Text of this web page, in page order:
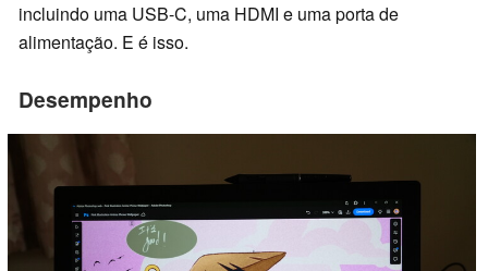
incluindo uma USB-C, uma HDMI e uma porta de
alimentação. E é isso.
Desempenho